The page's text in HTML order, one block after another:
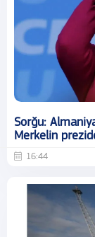
Sorğu:
Merkelin
16:44